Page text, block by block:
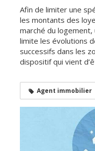
Afin de limiter une
les montants des
marché du
limite les évolutions
successifs dans les
dispositif qui vient
Agent immobilier